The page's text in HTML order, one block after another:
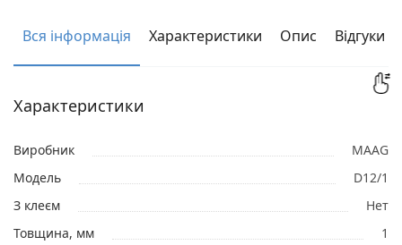
Вся інформація Характеристики Опис Відгуки
Характеристики
Виробник
MAAG
Модель
D12/1
З клеєм
Нет
Товщина, мм
1